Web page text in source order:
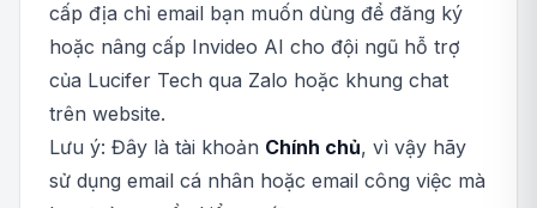
cấp địa chỉ email bạn muốn dùng để đăng ký
hoặc nâng cấp Invideo AI cho đội ngũ hỗ trợ
của Lucifer Tech qua Zalo hoặc khung chat
trên website.
Lưu ý: Đây là tài khoản Chính chủ, vì vậy hãy
sử dụng email cá nhân hoặc email công việc mà